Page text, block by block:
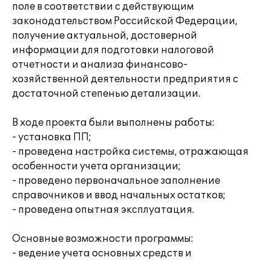
поле в соответствии с действующим
законодательством Российской Федерации,
получение актуальной, достоверной
информации для подготовки налоговой
отчетности и анализа финансово-
хозяйственной деятельности предприятия с
достаточной степенью детализации.
В ходе проекта были выполнены работы:
- установка ПП;
- проведена настройка системы, отражающая
особенности учета организации;
- проведено первоначальное заполнение
справочников и ввод начальных остатков;
- проведена опытная эксплуатация.
Основные возможности программы:
- ведение учета основных средств и